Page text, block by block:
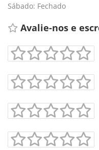
Sábado: Fechado
Avalie-nos e